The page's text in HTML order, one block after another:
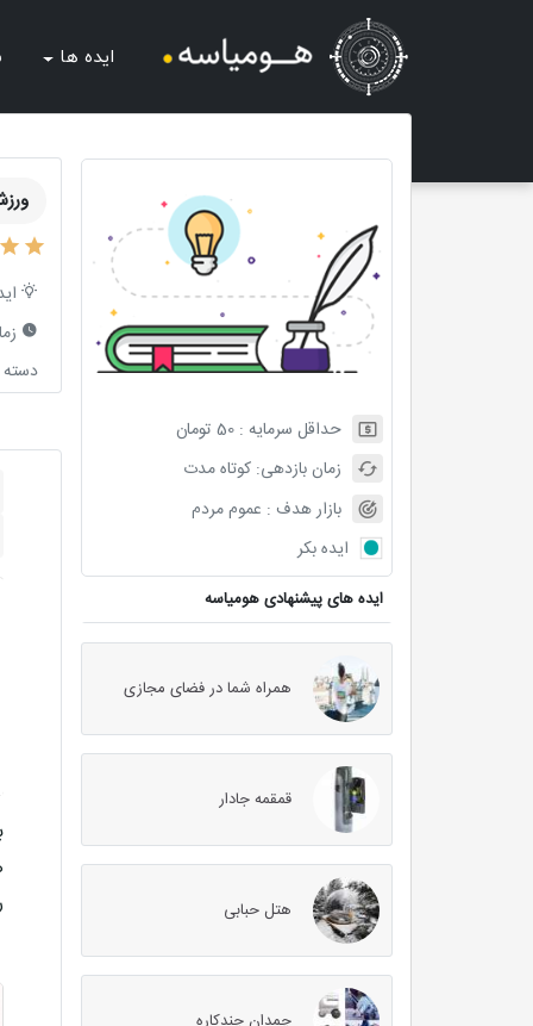
ایده ها
حداقل سرمایه :50 تومان
زمان بازدهی:کوتاه مدت
بازار هدف : عموم مردم
ایده بکر
ایده های پیشنهادی هومیاسه
همراه شما در فضای مجازی
قمقمه جادار
هتل حبابی